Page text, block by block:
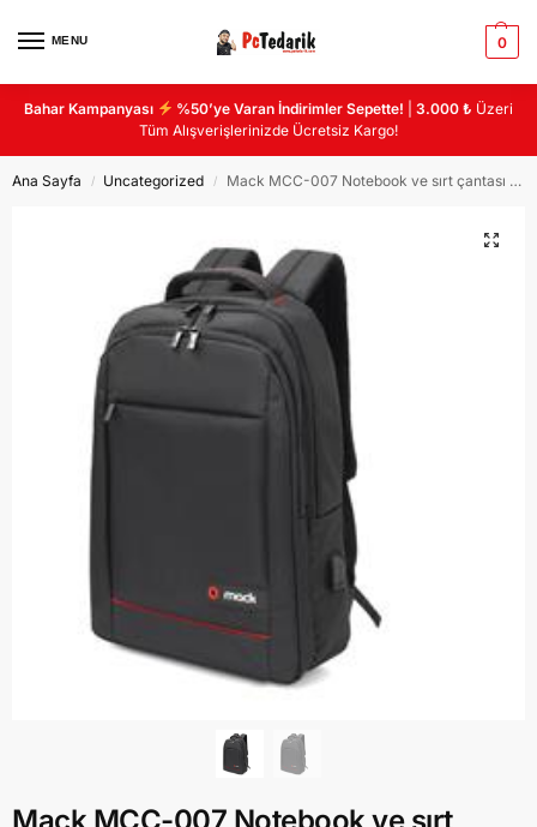
MENU 0
Bahar Kampanyası %50’ye Varan İndirimler Sepette! |3.000 ₺ Üzeri
Tüm Alışverişlerinizde Ücretsiz Kargo!
Ana Sayfa / Uncategorized / Mack MCC-007 Notebook ve sırt çantası geniş 3 bölmeli USB çıkışlı